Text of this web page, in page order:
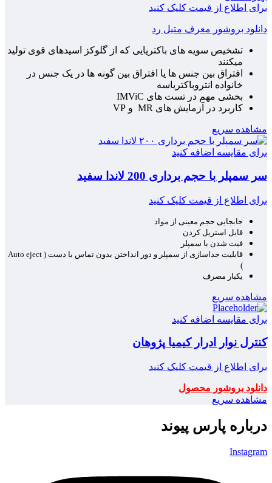
برای اطلاع از قیمت کلیک کنید
دانلود بروشور معرف متیل رد
تشخیص سویه های باکتریایی که از گلوکز اسیدهای قوی تولید
میکنند
افتراق بین جنس ها یا افتراق بین گونه ها در یک جنس در
خانواده انتروباکتریاسه
بخشی مهم در تست های IMViC
کاربرد در آزمایش های MR و VP
مشاهده سریع
برای مقایسه اضافه کنید
سر سمپلر با حجم برداری 200 لاندا سفید
برای اطلاع از قیمت کلیک کنید
جابجایی حجم معینی از مواد
قابل استریل کردن
فیت شدن با سمپلر
قابلیت جداسازی از سمپلر و دور انداختن بدون تماس با دست ( Auto eject
)
یکبار مصرف
مشاهده سریع
برای مقایسه اضافه کنید
کنترل نوار ادرار کیمیا پژوهان
برای اطلاع از قیمت کلیک کنید
دانلود بروشور محصول
مشاهده سریع
درباره پارس پیوند
Instagram